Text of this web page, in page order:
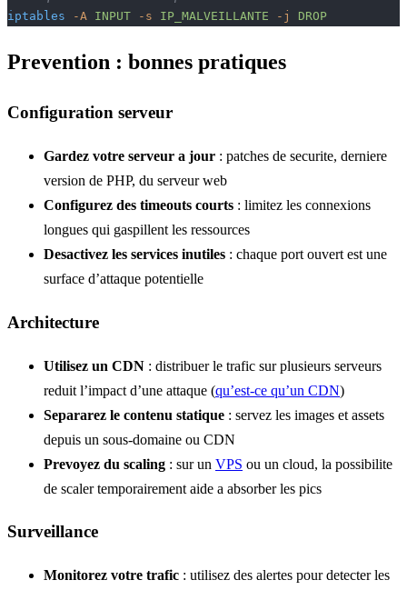
iptables -A INPUT -s IP_MALVEILLANTE -j DROP
Prevention : bonnes pratiques
Configuration serveur
Gardez votre serveur a jour : patches de securite, derniere
version de PHP, du serveur web
Configurez des timeouts courts : limitez les connexions
longues qui gaspillent les ressources
Desactivez les services inutiles : chaque port ouvert est une
surface d’attaque potentielle
Architecture
Utilisez un CDN : distribuer le trafic sur plusieurs serveurs
reduit l’impact d’une attaque (qu’est-ce qu’un CDN)
Separarez le contenu statique : servez les images et assets
depuis un sous-domaine ou CDN
Prevoyez du scaling : sur un VPS ou un cloud, la possibilite
de scaler temporairement aide a absorber les pics
Surveillance
Monitorez votre trafic : utilisez des alertes pour detecter les